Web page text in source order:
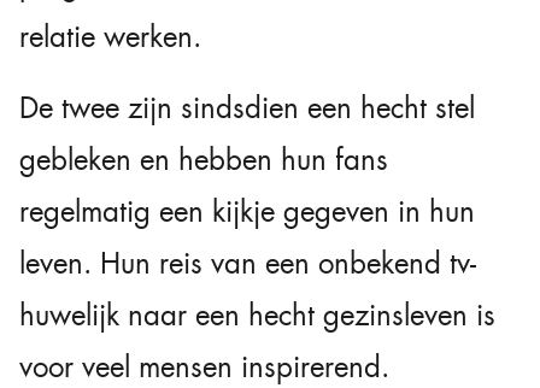
relatie werken.
De twee zijn sindsdien een hecht stel
gebleken en hebben hun fans
regelmatig een kijkje gegeven in hun
leven. Hun reis van een onbekend tv-
huwelijk naar een hecht gezinsleven is
voor veel mensen inspirerend.